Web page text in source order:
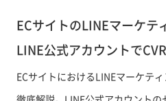
ECサイトのLINEマーケテ
LINE公式アカウントで
ECサイトにおけるLINEマーケテ